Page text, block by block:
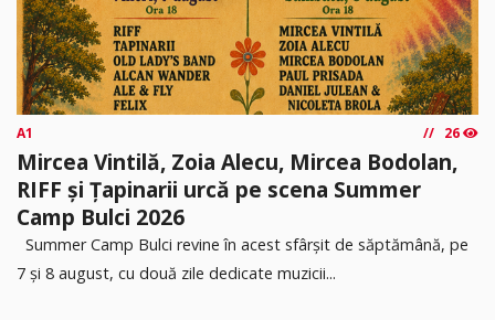
A1 26
Mircea Vintilă, Zoia Alecu, Mircea Bodolan,
RIFF și Țapinarii urcă pe scena Summer
Camp Bulci 2026
Summer Camp Bulci revine în acest sfârșit de săptămână, pe
7 și 8 august, cu două zile dedicate muzicii...